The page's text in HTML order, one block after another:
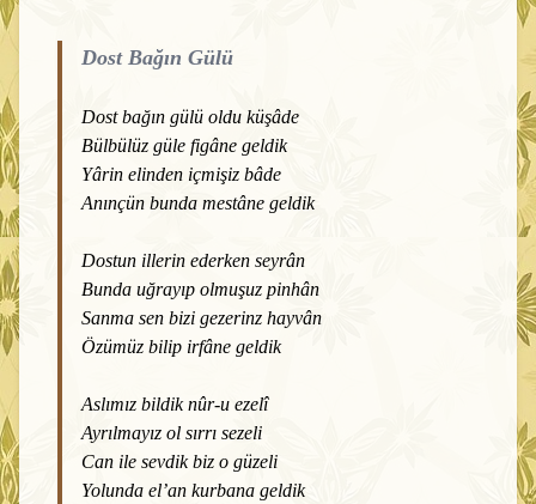
Dost Bağın Gülü
Dost bağın gülü oldu küşâde
Bülbülüz güle figâne geldik
Yârin elinden içmişiz bâde
Anınçün bunda mestâne geldik
Dostun illerin ederken seyrân
Bunda uğrayıp olmuşuz pinhân
Sanma sen bizi gezerinz hayvân
Özümüz bilip irfâne geldik
Aslımız bildik nûr-u ezelî
Ayrılmayız ol sırrı sezeli
Can ile sevdik biz o güzeli
Yolunda el’an kurbana geldik